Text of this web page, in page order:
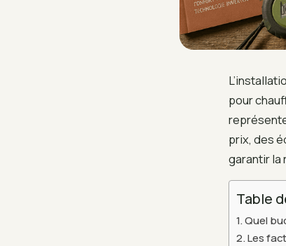
pour
prix, des
garantir la
Table
Quel
Les